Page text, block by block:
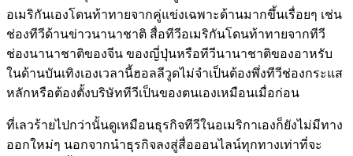
อเมริกันเองโดนท้าทายจากคู่แข่งเฉพาะด้านมากขึ้นเรื่อยๆ เช่น
ช่องทีวีด้านข่าวนานาชาติ สื่อทีวีอเมริกันโดนท้าทายจากทีวี
ช่องนานาชาติของจีน ของญี่ปุ่นหรือทีวีนานาชาติของอาหรับ
ในด้านบันเทิงเองเวลานี้ฮอลลีวูดไม่จำเป็นต้องพึ่งทีวีช่องกระแส
หลักหรือต้องตั้งบริษัททีวีเป็นของตนเองเหมือนเมื่อก่อน
ที่เลวร้ายไปกว่านั้นดูเหมือนธุรกิจทีวีในอเมริกาเองก็ยังไม่มีทาง
ออกใหม่ๆ นอกจากนำธุรกิจลงสู่สื่อออนไลน์ทุกทางเท่าที่จะ